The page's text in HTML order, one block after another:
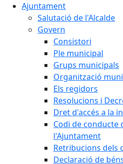
Ajuntament
Salutació de l'Alcalde
Govern
Consistori
Ple municipal
Grups municipals
Organització
Els regidors
Resolucions i
Dret d'accés a la
Codi de conducte
l'Ajuntament
Retribucions dels
Declaració de